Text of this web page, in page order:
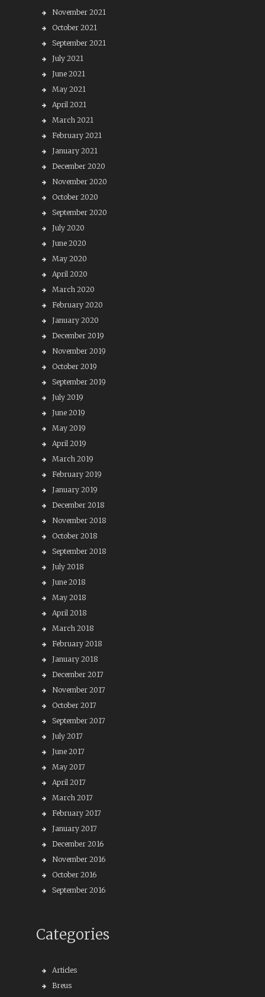
November 2021
October 2021
September 2021
July 2021
June 2021
May 2021
April 2021
March 2021
February 2021
January 2021
December 2020
November 2020
October 2020
September 2020
July 2020
June 2020
May 2020
April 2020
March 2020
February 2020
January 2020
December 2019
November 2019
October 2019
September 2019
July 2019
June 2019
May 2019
April 2019
March 2019
February 2019
January 2019
December 2018
November 2018
October 2018
September 2018
July 2018
June 2018
May 2018
April 2018
March 2018
February 2018
January 2018
December 2017
November 2017
October 2017
September 2017
July 2017
June 2017
May 2017
April 2017
March 2017
February 2017
January 2017
December 2016
November 2016
October 2016
September 2016
Categories
Articles
Breus